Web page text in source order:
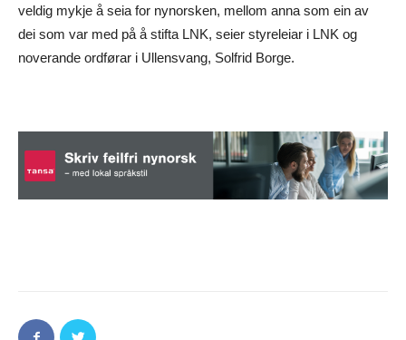
veldig mykje å seia for nynorsken, mellom anna som ein av
dei som var med på å stifta LNK, seier styreleiar i LNK og
noverande ordførar i Ullensvang, Solfrid Borge.